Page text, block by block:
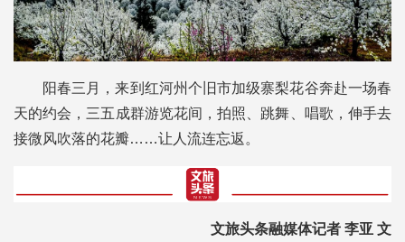
阳春三月，来到红河州个旧市加级寨梨花谷奔赴一场春
天的约会，三五成群游览花间，拍照、跳舞、唱歌，伸手去
接微风吹落的花瓣……让人流连忘返。
文旅头条融媒体记者 李亚 文